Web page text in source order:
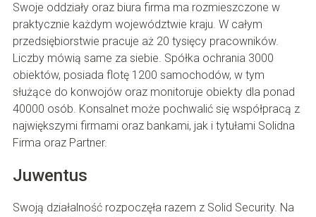
Swoje oddziały oraz biura firma ma rozmieszczone w
praktycznie każdym województwie kraju. W całym
przedsiębiorstwie pracuje aż 20 tysięcy pracowników.
Liczby mówią same za siebie. Spółka ochrania 3000
obiektów, posiada flotę 1200 samochodów, w tym
służące do konwojów oraz monitoruje obiekty dla ponad
40000 osób. Konsalnet może pochwalić się współpracą z
największymi firmami oraz bankami, jak i tytułami Solidna
Firma oraz Partner.
Juwentus
Swoją działalność rozpoczęła razem z Solid Security. Na